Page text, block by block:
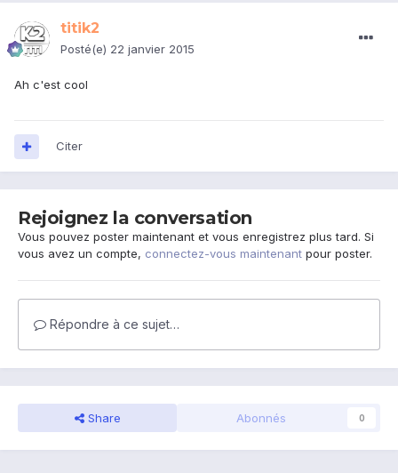
titik2
Posté(e) 22 janvier 2015
Ah c'est cool
Citer
Rejoignez la conversation
Vous pouvez poster maintenant et vous enregistrez plus tard. Si
vous avez un compte, connectez-vous maintenant pour poster.
Répondre à ce sujet…
Share Abonnés 0